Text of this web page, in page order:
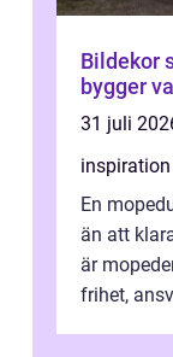
Bildekor sundsvall
bygger
31 juli
inspiration
En
än att
är
frihet,